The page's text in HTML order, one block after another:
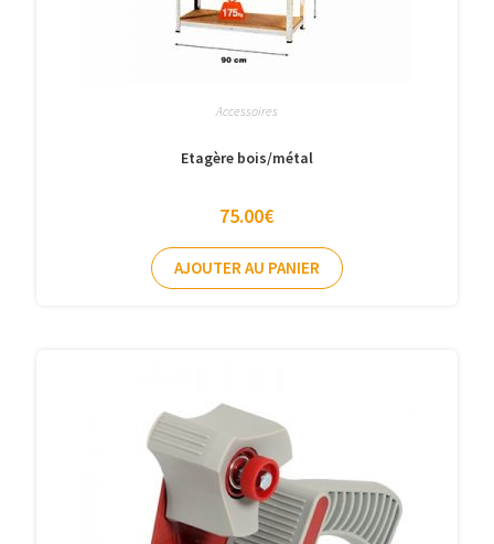
Accessoires
Etagère bois/métal
75.00€
AJOUTER AU PANIER